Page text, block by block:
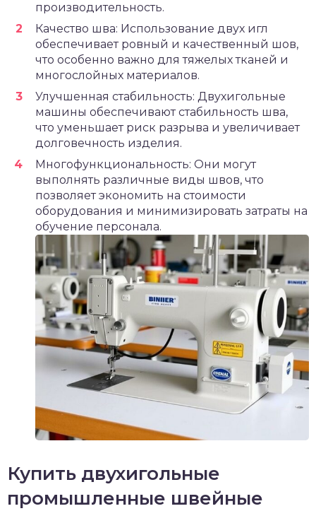
производительность.
Качество шва: Использование двух игл
обеспечивает ровный и качественный шов,
что особенно важно для тяжелых тканей и
многослойных материалов.
Улучшенная стабильность: Двухигольные
машины обеспечивают стабильность шва,
что уменьшает риск разрыва и увеличивает
долговечность изделия.
Многофункциональность: Они могут
выполнять различные виды швов, что
позволяет экономить на стоимости
оборудования и минимизировать затраты на
обучение персонала.
Купить двухигольные
промышленные швейные